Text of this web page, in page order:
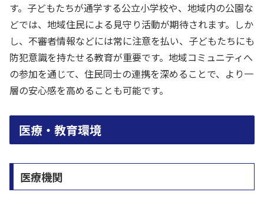
す。子どもたちが通学する公立小学校や、地域内の公園な
どでは、地域住民による見守り活動が期待されます。しか
し、不審者情報などには常に注意を払い、子どもたちにも
防犯意識を持たせる教育が重要です。地域コミュニティへ
の参加を通じて、住民同士の連携を深めることで、より一
層の安心感を高めることも可能です。
医療・教育環境
医療機関